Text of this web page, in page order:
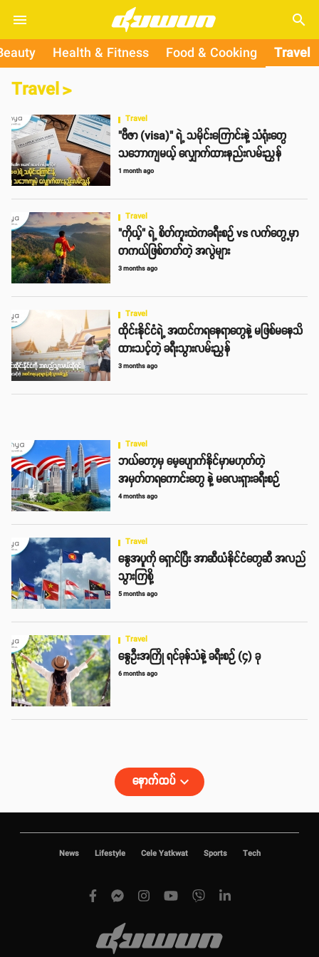
search
Health & Fitness Food & Cooking Travel
Travel>
Travel
"ဗီဇာ (visa)" ရဲ့ သမိုင်းကြောင်းနဲ့ သံရုံးတွေ
သဘောကျမယ့် လျှောက်ထားနည်းလမ်းညွှန်
1 month ago
Travel
"ကိုယ့်" ရဲ့ စိတ်ကူးထဲကခရီးစဉ် vs လက်တွေ့မှာ
တကယ်ဖြစ်တတ်တဲ့ အလွဲများ
3 months ago
Travel
ထိုင်းနိုင်ငံရဲ့ အထင်ကရနေရာတွေနဲ့ မဖြစ်မနေသိ
ထားသင့်တဲ့ ခရီးသွားလမ်းညွှန်
3 months ago
Travel
ဘယ်တော့မှ မေ့ပျောက်နိုင်မှာမဟုတ်တဲ့
အမှတ်တရကောင်းတွေ နဲ့ မလေးရှားခရီးစဉ်
4 months ago
Travel
နွေအပူကို ရှောင်ပြီး အာဆီယံနိုင်ငံတွေဆီ အလည်
သွားကြစို့
5 months ago
Travel
နွေဦးအကြို ရင်ခုန်သံနဲ့ ခရီးစဉ် (၄) ခု
6 months ago
နောက်ထပ် keyboard_arrow_down
News Lifestyle Cele Yatkwat Sports Tech